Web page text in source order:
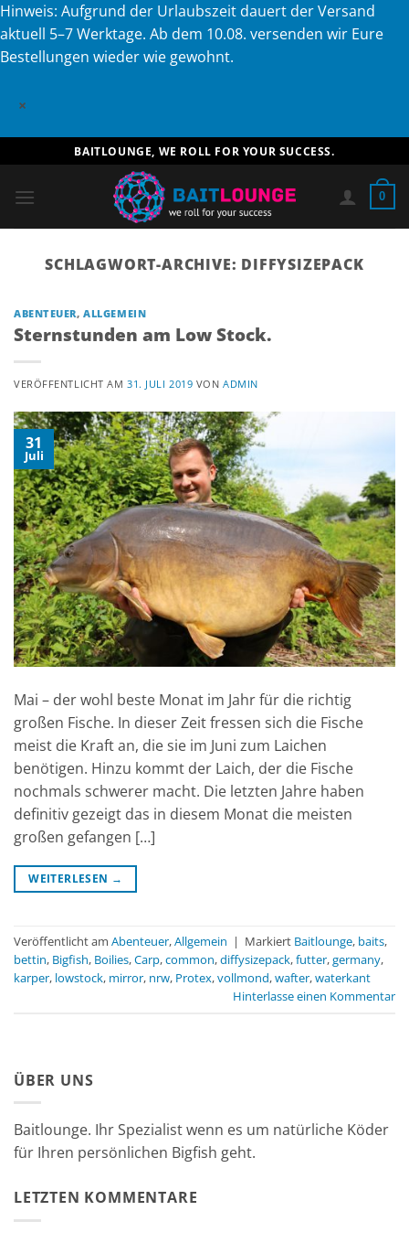
Hinweis: Aufgrund der Urlaubszeit dauert der Versand
aktuell 5–7 Werktage. Ab dem 10.08. versenden wir Eure
Bestellungen wieder wie gewohnt.
×
Inhalt
springen
BAITLOUNGE, WE ROLL FOR YOUR SUCCESS.
0
SCHLAGWORT-ARCHIVE: DIFFYSIZEPACK
ABENTEUER,ALLGEMEIN
Sternstunden am Low Stock.
VERÖFFENTLICHT AM31. JULI 2019 VONADMIN
31
Juli
Mai – der wohl beste Monat im Jahr für die richtig
großen Fische. In dieser Zeit fressen sich die Fische
meist die Kraft an, die sie im Juni zum Laichen
benötigen. Hinzu kommt der Laich, der die Fische
nochmals schwerer macht. Die letzten Jahre haben
definitiv gezeigt das in diesem Monat die meisten
großen gefangen […]
WEITERLESEN →
Veröffentlicht am Abenteuer,Allgemein | Markiert Baitlounge, baits,
bettin, Bigfish, Boilies,Carp,common,diffysizepack,futter,germany,
karper, lowstock, mirror, nrw, Protex,vollmond,wafter,waterkant
Hinterlasse einen Kommentar
ÜBER UNS
Baitlounge. Ihr Spezialist wenn es um natürliche Köder
für Ihren persönlichen Bigfish geht.
LETZTEN KOMMENTARE